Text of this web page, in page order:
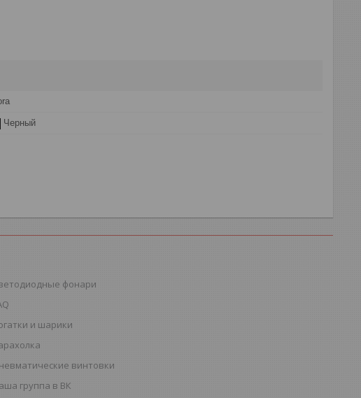
Черный
фонари
и шарики
винтовки
группа в ВК